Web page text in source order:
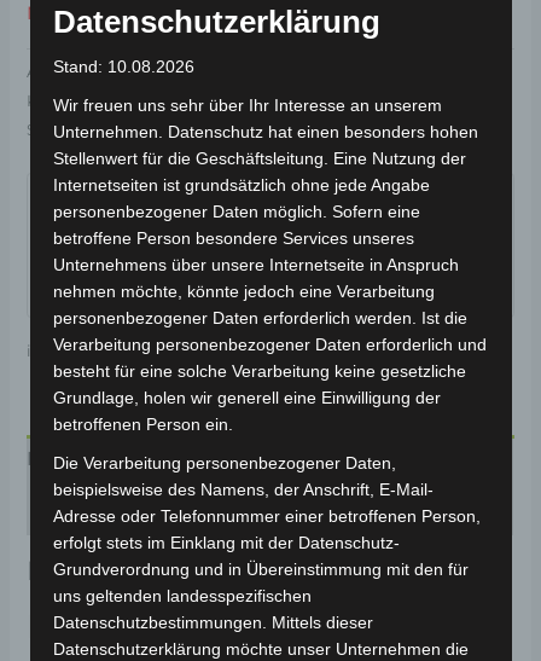
Nicht vorrätig
Artikelnummer:3H405-0012A-00
Kategorien:Ersatzteile ,VT5
Schlagwort:Karosserie & Verkleidung
Garantiert sicherer Checkout
inkl. 19 % MwSt. Kostenloser Versand
Produktsicherheit
Rezensionen (0)
Produktsicherheit
Herstellerinformationen
Datenschutzerklärung
Stand: 10.08.2026
Wir freuen uns sehr über Ihr Interesse an unserem
Unternehmen. Datenschutz hat einen besonders hohen
Stellenwert für die Geschäftsleitung. Eine Nutzung der
Internetseiten ist grundsätzlich ohne jede Angabe
personenbezogener Daten möglich. Sofern eine
betroffene Person besondere Services unseres
Unternehmens über unsere Internetseite in Anspruch
nehmen möchte, könnte jedoch eine Verarbeitung
personenbezogener Daten erforderlich werden. Ist die
Verarbeitung personenbezogener Daten erforderlich und
besteht für eine solche Verarbeitung keine gesetzliche
Grundlage, holen wir generell eine Einwilligung der
betroffenen Person ein.
Die Verarbeitung personenbezogener Daten,
beispielsweise des Namens, der Anschrift, E-Mail-
Adresse oder Telefonnummer einer betroffenen Person,
erfolgt stets im Einklang mit der Datenschutz-
Grundverordnung und in Übereinstimmung mit den für
uns geltenden landesspezifischen
Datenschutzbestimmungen. Mittels dieser
Datenschutzerklärung möchte unser Unternehmen die